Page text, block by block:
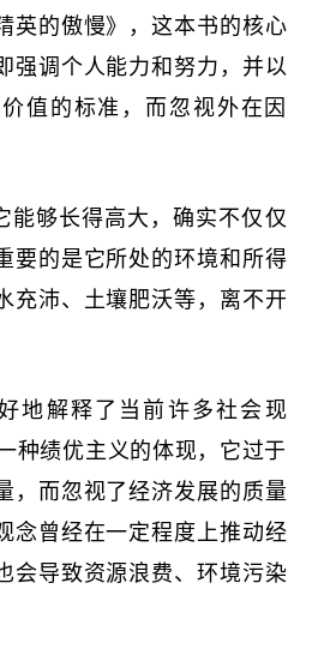
英的傲慢》，这本书的核心
强调个人能力和努力，并以
值的标准，而忽视外在因
能够长得高大，确实不仅仅
要的是它所处的环境和所得
充沛、土壤肥沃等，离不开
地解释了当前许多社会现
种绩优主义的体现，它过于
，而忽视了经济发展的质量
念曾经在一定程度上推动经
会导致资源浪费、环境污染